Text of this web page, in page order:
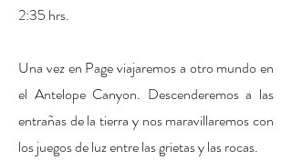
2:35 hrs.
Una vez en Page viajaremos a otro mundo en
el Antelope Canyon. Descenderemos a las
entrañas de la tierra y nos maravillaremos con
los juegos de luz entre las grietas y las rocas.